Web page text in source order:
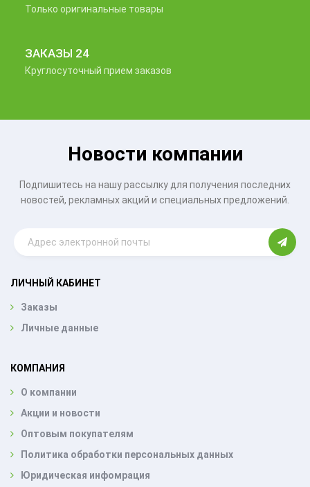
Только оригинальные товары
ЗАКАЗЫ 24
Круглосуточный прием заказов
Новости компании
Подпишитесь на нашу рассылку для получения последних
новостей, рекламных акций и специальных предложений.
ЛИЧНЫЙ КАБИНЕТ
Заказы
Личные данные
КОМПАНИЯ
О компании
Акции и новости
Оптовым покупателям
Политика обработки персональных данных
Юридическая инфомрация